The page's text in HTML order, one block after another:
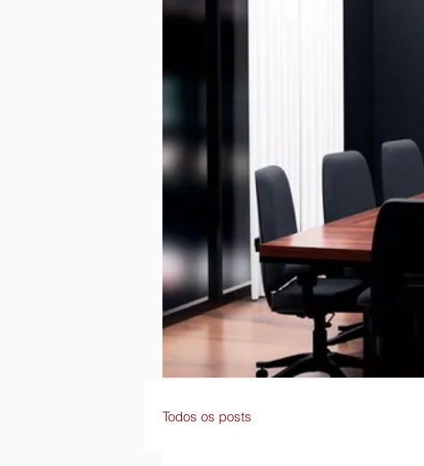
Todos os posts